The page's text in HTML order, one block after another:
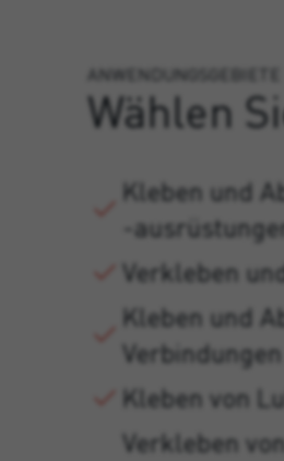
ANWENDUNGSGEBIETE
Wählen
Kleben und
-
Verkleben
Kleben und
Verbindungen
Kleben von
Verkleben